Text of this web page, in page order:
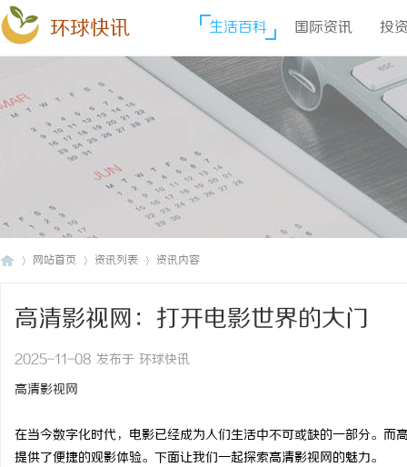
环球快讯 生活百科 国际资讯 投
网站首页 资讯列表 资讯内容
高清影视网：打开电影世界的大门
2025-11-08 发布于 环球快讯
高清影视网
在当今数字化时代，电影已经成为人们生活中不可或缺的一部分。
提供了便捷的观影体验。下面让我们一起探索高清影视网的魅力。